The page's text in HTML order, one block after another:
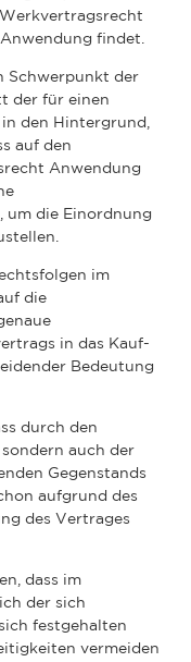
findet.
Schwerpunkt der
der für einen
den Hintergrund,
auf den
Anwendung
um die Einordnung
im
die
in das Kauf-
Bedeutung
durch den
auch der
Gegenstands
aufgrund des
des Vertrages
dass im
der sich
festgehalten
vermeiden